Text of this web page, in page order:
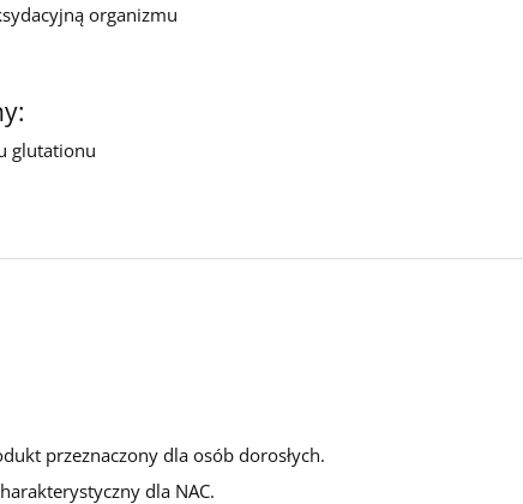
organizmu
glutationu
przeznaczony dla osób dorosłych.
dla NAC.